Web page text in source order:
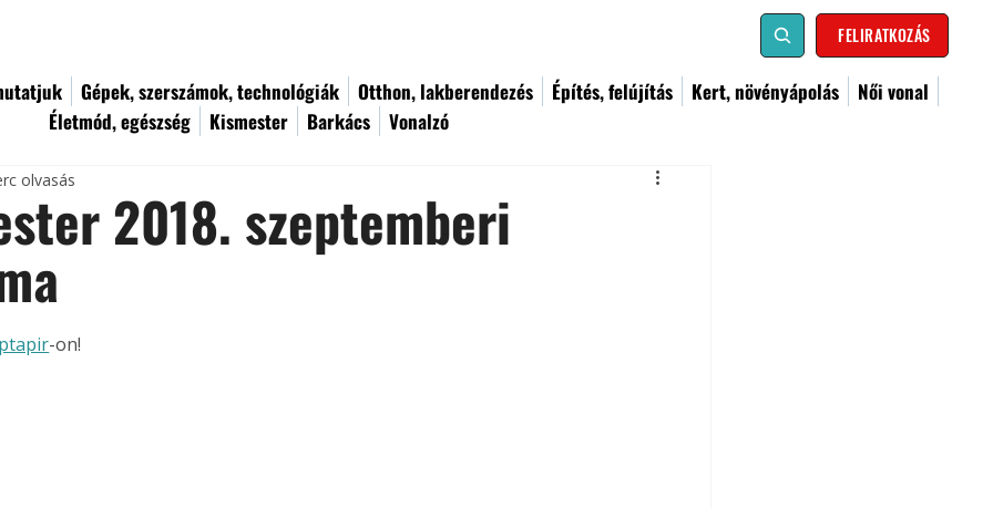
FELIRATKOZÁS
Gépek, szerszámok, technológiák Otthon, lakberendezés Építés, felújítás Kert, növényápolás
Női vonal
Életmód, egészség
Kismester Barkács Vonalzó
2018. szeptemberi
olvasás
-on!